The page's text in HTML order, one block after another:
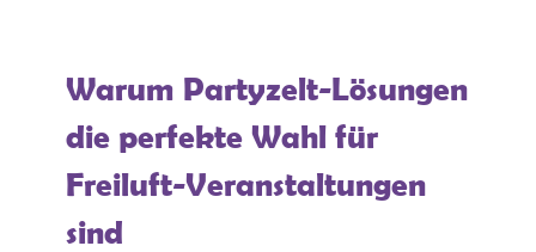
Warum Partyzelt-Lösungen
die perfekte Wahl für
Freiluft-Veranstaltungen
sind